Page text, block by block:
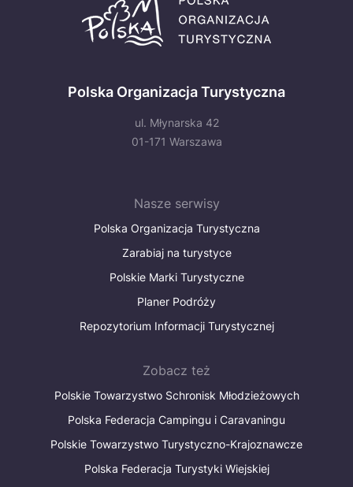
Polska Organizacja Turystyczna
ul. Młynarska 42
01-171 Warszawa
Nasze serwisy
Polska Organizacja Turystyczna
Zarabiaj na turystyce
Polskie Marki Turystyczne
Planer Podróży
Repozytorium Informacji Turystycznej
Zobacz też
Polskie Towarzystwo Schronisk Młodzieżowych
Polska Federacja Campingu i Caravaningu
Polskie Towarzystwo Turystyczno-Krajoznawcze
Polska Federacja Turystyki Wiejskiej